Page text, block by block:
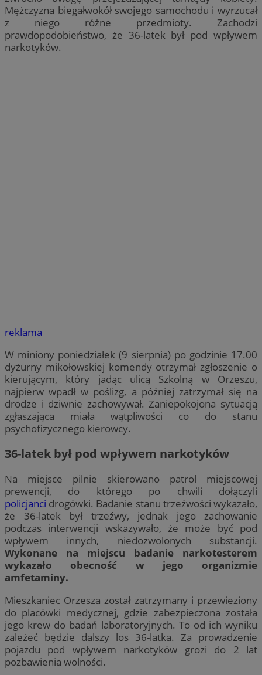
Mężczyzna biegałwokół swojego samochodu i wyrzucał
z niego różne przedmioty. Zachodzi
prawdopodobieństwo, że 36-latek był pod wpływem
narkotyków.
reklama
W miniony poniedziałek (9 sierpnia) po godzinie 17.00
dyżurny mikołowskiej komendy otrzymał zgłoszenie o
kierującym, który jadąc ulicą Szkolną w Orzeszu,
najpierw wpadł w poślizg, a później zatrzymał się na
drodze i dziwnie zachowywał. Zaniepokojona sytuacją
zgłaszająca miała wątpliwości co do stanu
psychofizycznego kierowcy.
36-latek był pod wpływem narkotyków
Na miejsce pilnie skierowano patrol miejscowej
prewencji, do którego po chwili dołączyli
policjanci drogówki. Badanie stanu trzeźwości wykazało,
że 36-latek był trzeźwy, jednak jego zachowanie
podczas interwencji wskazywało, że może być pod
wpływem innych, niedozwolonych substancji.
Wykonane na miejscu badanie narkotesterem
wykazało obecność w jego organizmie
amfetaminy.
Mieszkaniec Orzesza został zatrzymany i przewieziony
do placówki medycznej, gdzie zabezpieczona została
jego krew do badań laboratoryjnych. To od ich wyniku
zależeć będzie dalszy los 36-latka. Za prowadzenie
pojazdu pod wpływem narkotyków grozi do 2 lat
pozbawienia wolności.